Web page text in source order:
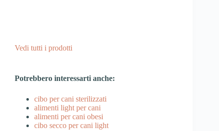
Vedi tutti i prodotti
Potrebbero interessarti anche:
cibo per cani sterilizzati
alimenti light per cani
alimenti per cani obesi
cibo secco per cani light